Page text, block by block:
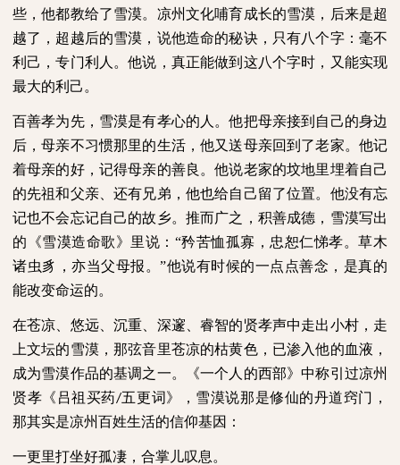
些，他都教给了雪漠。凉州文化哺育成长的雪漠，后来是超
越了，超越后的雪漠，说他造命的秘诀，只有八个字：毫不
利己，专门利人。他说，真正能做到这八个字时，又能实现
最大的利己。
百善孝为先，雪漠是有孝心的人。他把母亲接到自己的身边
后，母亲不习惯那里的生活，他又送母亲回到了老家。他记
着母亲的好，记得母亲的善良。他说老家的坟地里埋着自己
的先祖和父亲、还有兄弟，他也给自己留了位置。他没有忘
记也不会忘记自己的故乡。推而广之，积善成德，雪漠写出
的《雪漠造命歌》里说：“矜苦恤孤寡，忠恕仁悌孝。草木
诸虫豸，亦当父母报。”他说有时候的一点点善念，是真的
能改变命运的。
在苍凉、悠远、沉重、深邃、睿智的贤孝声中走出小村，走
上文坛的雪漠，那弦音里苍凉的枯黄色，已渗入他的血液，
成为雪漠作品的基调之一。《一个人的西部》中称引过凉州
贤孝《吕祖买药/五更词》，雪漠说那是修仙的丹道窍门，
那其实是凉州百姓生活的信仰基因：
一更里打坐好孤凄，合掌儿叹息。